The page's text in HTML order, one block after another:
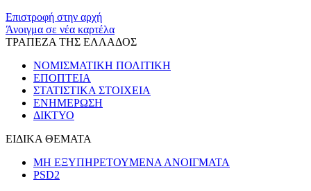
Επιστροφή στην αρχή
Άνοιγμα σε νέα καρτέλα
ΤΡΑΠΕΖΑ ΤΗΣ ΕΛΛΑΔΟΣ
ΝΟΜΙΣΜΑΤΙΚΗ ΠΟΛΙΤΙΚΗ
ΕΠΟΠΤΕΙΑ
ΣΤΑΤΙΣΤΙΚΑ ΣΤΟΙΧΕΙΑ
ΕΝΗΜΕΡΩΣΗ
ΔΙΚΤΥΟ
ΕΙΔΙΚΑ ΘΕΜΑΤΑ
ΜΗ ΕΞΥΠΗΡΕΤΟΥΜΕΝΑ ΑΝΟΙΓΜΑΤΑ
PSD2